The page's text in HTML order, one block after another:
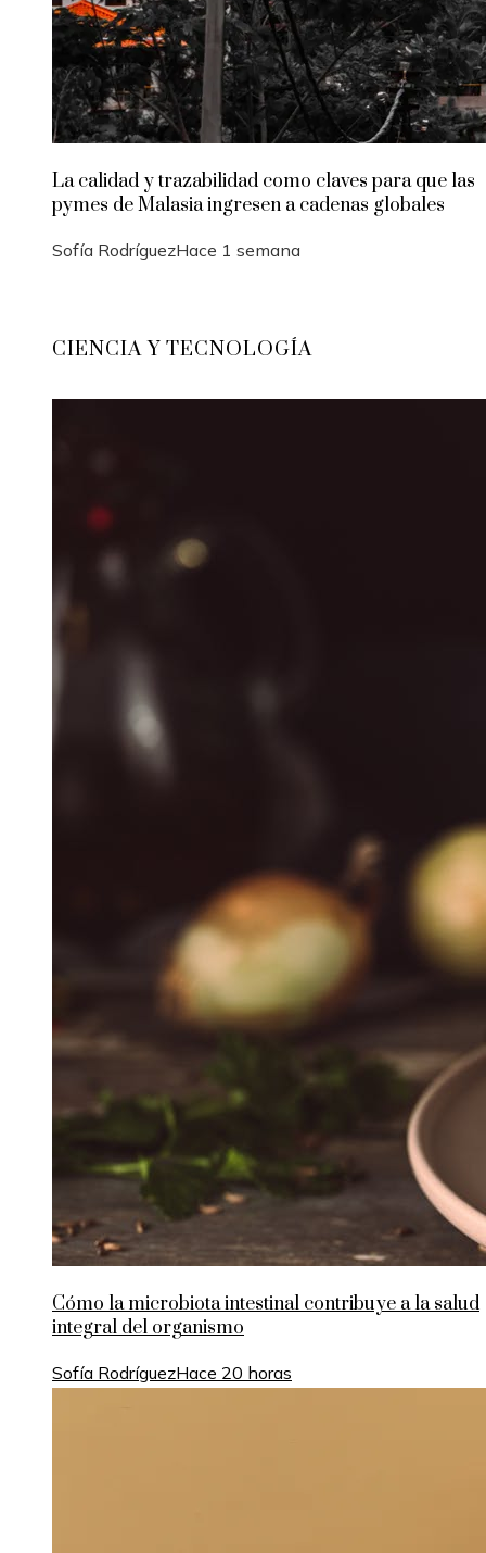
La calidad y trazabilidad como claves para que las
pymes de Malasia ingresen a cadenas globales
Sofía RodríguezHace 1 semana
CIENCIA Y TECNOLOGÍA
Cómo la microbiota intestinal contribuye a la salud
integral del organismo
Sofía RodríguezHace 20 horas